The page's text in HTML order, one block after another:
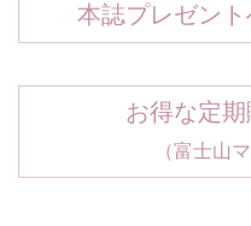
本誌プレゼン
お得な定
（富士山マ